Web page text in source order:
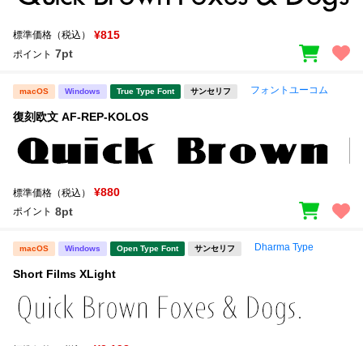
標準価格（税込） ¥815
ポイント 7pt
macOS Windows True Type Font サンセリフ フォントユーコム
復刻欧文 AF-REP-KOLOS
標準価格（税込） ¥880
ポイント 8pt
macOS Windows Open Type Font サンセリフ Dharma Type
Short Films XLight